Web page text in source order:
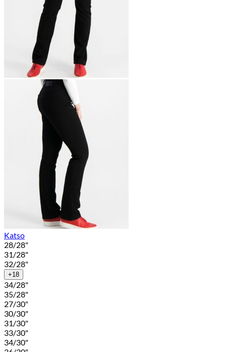
Katso
28/28"
31/28"
32/28"
+18
34/28"
35/28"
27/30"
30/30"
31/30"
33/30"
34/30"